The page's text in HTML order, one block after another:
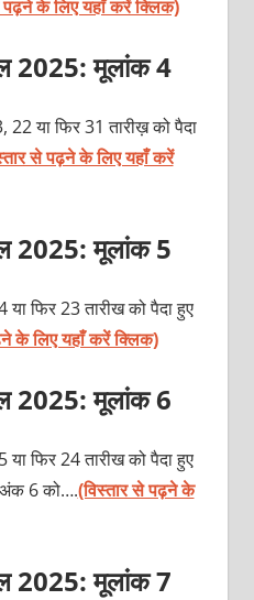
पढ़ने के लिए यहाँ करें क्लिक)
2025: मूलांक 4
या फिर 31 तारीख़ को पैदा
से पढ़ने के लिए यहाँ करें
2025: मूलांक 5
फिर 23 तारीख को पैदा हुए
के लिए यहाँ करें क्लिक)
2025: मूलांक 6
फिर 24 तारीख को पैदा हुए
अंक 6 को….(विस्तार से पढ़ने के
2025: मूलांक 7